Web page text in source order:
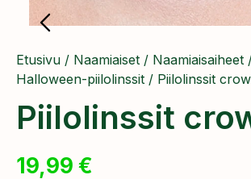
Etusivu / Naamiaiset / Naamiaisaiheet
Halloween-piilolinssit / Piilolinssit
Piilolinssit
19,99 €